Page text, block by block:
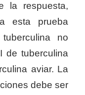
la respuesta,
esta prueba
no
de tuberculina
aviar. La
debe ser